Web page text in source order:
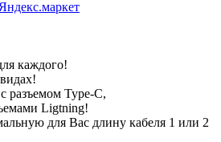
каждого!
разъемом Type-C,
Ligtning!
для Вас длину кабеля 1 или 2